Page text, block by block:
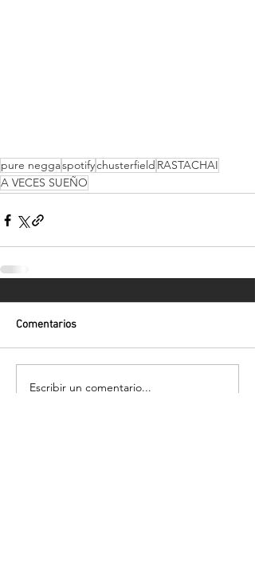
pure neggaspotifychusterfield RASTACHAI
A VECES SUEÑO
Comentarios
Escribir un comentario...